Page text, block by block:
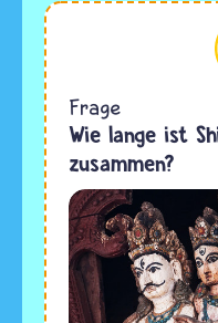
Hinduismus
Frage
Wie lange ist
zusammen?